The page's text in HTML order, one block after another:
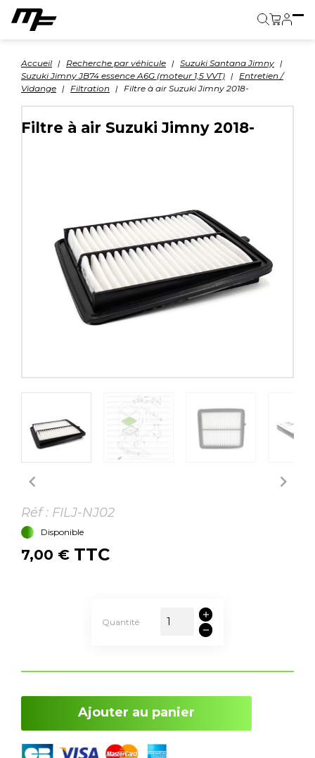
Accueil Recherche par véhicule
Suzuki Santana Jimny
Suzuki Jimny JB74 essence A6G (moteur 1,5 VVT)
Entretien /
Vidange
Filtration Filtre à air Suzuki Jimny 2018-
 
Filtre à air Suzuki Jimny 2018-
Réf : FILJ-NJ02
Disponible
7,00 € TTC
Quantité
Ajouter au panier